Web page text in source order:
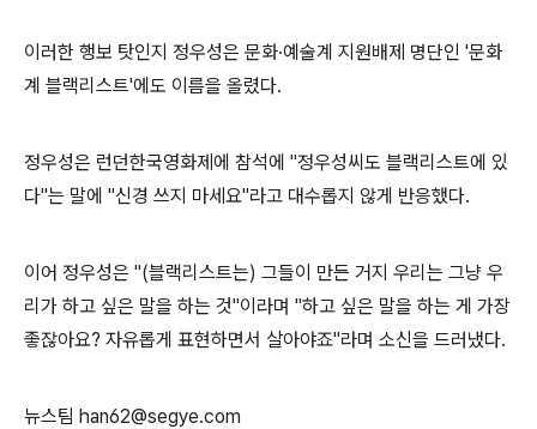
이러한 행보 탓인지 정우성은 문화·예술계 지원배제 명단인 '문화
계 블랙리스트'에도 이름을 올렸다.
정우성은 런던한국영화제에 참석에 "정우성씨도 블랙리스트에 있
다"는 말에 "신경 쓰지 마세요"라고 대수롭지 않게 반응했다.
이어 정우성은 "(블랙리스트는) 그들이 만든 거지 우리는 그냥 우
리가 하고 싶은 말을 하는 것"이라며 "하고 싶은 말을 하는 게 가장
좋잖아요? 자유롭게 표현하면서 살아야죠"라며 소신을 드러냈다.
뉴스팀 han62@segye.com